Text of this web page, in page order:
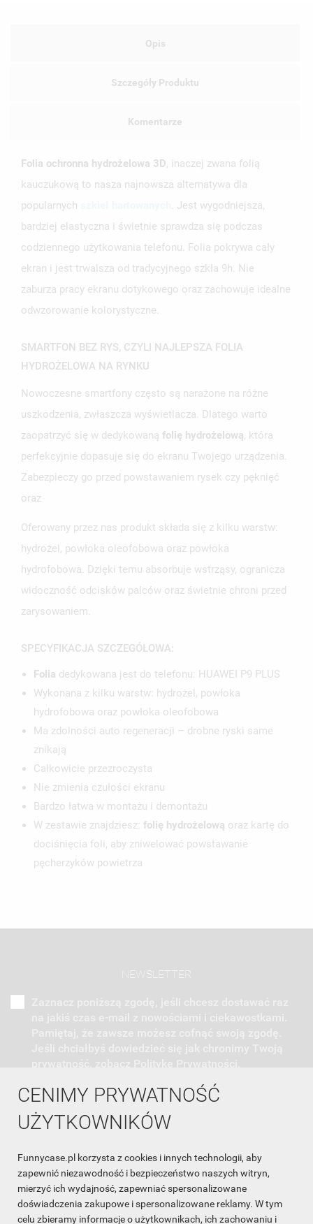
CENIMY PRYWATNOŚĆ
UŻYTKOWNIKÓW
Funnycase.pl korzysta z cookies i innych technologii, aby
zapewnić niezawodność i bezpieczeństwo naszych witryn,
mierzyć ich wydajność, zapewniać spersonalizowane
doświadczenia zakupowe i spersonalizowane reklamy. W tym
celu zbieramy informacje o użytkownikach, ich zachowaniu i
Opis
Szczegóły Produktu
Komentarze
Folia ochronna hydrożelowa 3D, inaczej zwana folią
kauczukową to nasza najnowsza alternatywa dla
popularnych
. Jest wygodniejsza,
bardziej elastyczna i świetnie sprawdza się podczas
codziennego użytkowania telefonu. Folia pokrywa cały
ekran i jest trwalsza od tradycyjnego szkła 9h. Nie
zaburza pracy ekranu dotykowego oraz zachowuje idealne
odwzorowanie kolorystyczne.
SMARTFON BEZ RYS, CZYLI NAJLEPSZA FOLIA
HYDROŻELOWA NA RYNKU
Nowoczesne smartfony często są narażone na różne
uszkodzenia, zwłaszcza wyświetlacza. Dlatego warto
zaopatrzyć się w dedykowaną folię hydrożelową, która
perfekcyjnie dopasuje się do ekranu Twojego urządzenia.
Zabezpieczy go przed powstawaniem rysek czy pęknięć
oraz
Oferowany przez nas produkt składa się z kilku warstw:
hydrożel, powłoka oleofobowa oraz powłoka
hydrofobowa. Dzięki temu absorbuje wstrząsy, ogranicza
widoczność odcisków palców oraz świetnie chroni przed
zarysowaniem.
SPECYFIKACJA SZCZEGÓŁOWA:
Folia dedykowana jest do telefonu: HUAWEI P9 PLUS
Wykonana z kilku warstw: hydrożel, powłoka
hydrofobowa oraz powłoka oleofobowa
Ma zdolności auto regeneracji – drobne ryski same
znikają
Całkowicie przezroczysta
Nie zmienia czułości ekranu
Bardzo łatwa w montażu i demontażu
W zestawie znajdziesz: folię hydrożelową oraz kartę do
dociśnięcia foli, aby zniwelować powstawanie
pęcherzyków powietrza
NEWSLETTER
INFORMACJA O SKLEPIE
INFORMACJE
MOJE LISTY ŻYCZEŃ
add_circle_outlineUTWÓRZ NOWĄ LISTĘ
UTWÓRZ LISTĘ ŻYCZEŃ
NAZWA LISTY ŻYCZEŃ
ZALOGUJ SIĘ
MUSISZ BYĆ ZALOGOWANY BY ZAPISAĆ PRODUKTY NA
SWOJEJ LIŚCIE ŻYCZEŃ.
ANULUJ ZALOGUJ SIĘ